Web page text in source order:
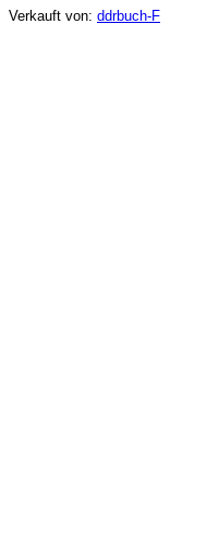
Verkauft von: ddrbuch-F